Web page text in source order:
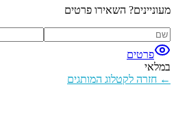
מעוניינים? השאירו פרטים
פרטים
במלאי
← חזרה לקטלוג המותגים